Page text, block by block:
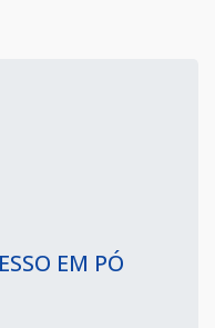
EM PÓ